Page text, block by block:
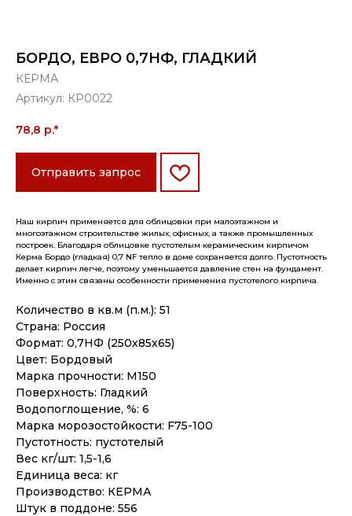
БОРДО, ЕВРО 0,7НФ, ГЛАДКИЙ
КЕРМА
Артикул: КР0022
78,8 р.*
Отправить запрос
Наш кирпич применяется для облицовки при малоэтажном и
многоэтажном строительстве жилых, офисных, а также промышленных
построек. Благодаря облицовке пустотелым керамическим кирпичом
Керма Бордо (гладкая) 0,7 NF тепло в доме сохраняется долго. Пустотность
делает кирпич легче, поэтому уменьшается давление стен на фундамент.
Именно с этим связаны особенности применения пустотелого кирпича.
Количество в кв.м (п.м.): 51
Страна: Россия
Формат: 0,7НФ (250х85х65)
Цвет: Бордовый
Марка прочности: M150
Поверхность: Гладкий
Водопоглощение, %: 6
Марка морозостойкости: F75-100
Пустотность: пустотелый
Вес кг/шт: 1,5-1,6
Единица веса: кг
Производство: КЕРМА
Штук в поддоне: 556